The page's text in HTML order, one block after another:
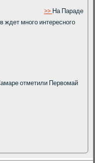
>>На Параде
много интересного
отметили Первомай